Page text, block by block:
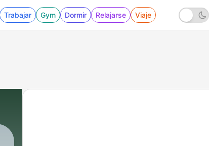
Trabajar Gym Dormir Relajarse Viaje